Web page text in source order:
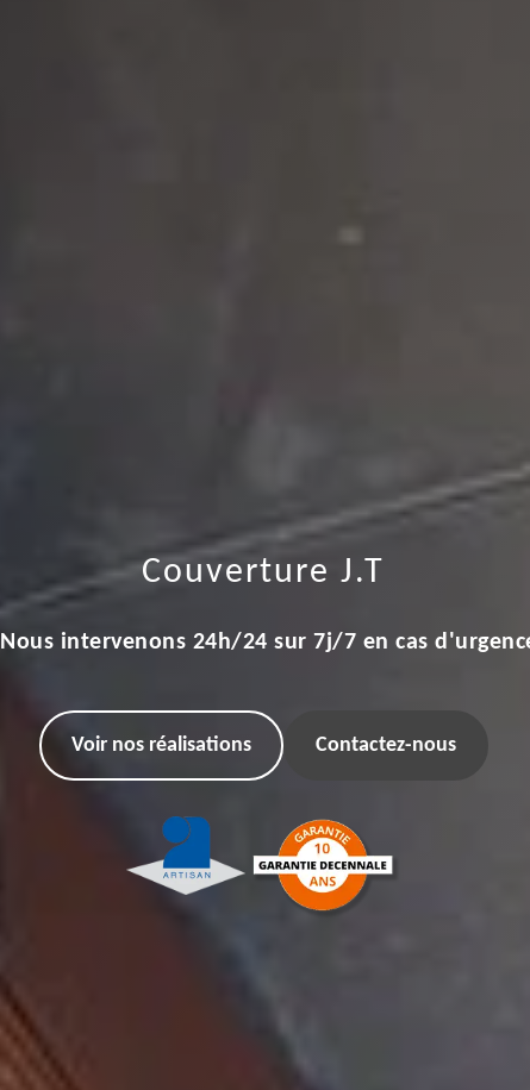
Couverture J.T
Nous intervenons 24h/24 sur 7j/7 en cas
Voir nos réalisations Contactez-nous